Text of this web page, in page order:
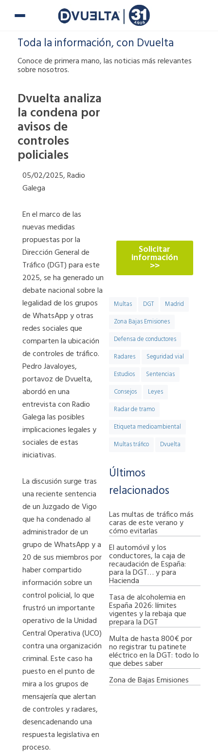
Toda la información, con Dvuelta
Conoce de primera mano, las noticias más relevantes
sobre nosotros.
Dvuelta analiza
la condena por
avisos de
controles
policiales
05/02/2025, Radio
Galega
En el marco de las
nuevas medidas
propuestas por la
Dirección General de
Tráfico (DGT) para este
2025, se ha generado un
debate nacional sobre la
legalidad de los grupos
de WhatsApp y otras
redes sociales que
comparten la ubicación
de controles de tráfico.
Pedro Javaloyes,
portavoz de Dvuelta,
abordó en una
entrevista con Radio
Galega las posibles
implicaciones legales y
sociales de estas
iniciativas.
La discusión surge tras
una reciente sentencia
de un Juzgado de Vigo
que ha condenado al
administrador de un
grupo de WhatsApp y a
20 de sus miembros por
haber compartido
información sobre un
control policial, lo que
frustró un importante
operativo de la Unidad
Central Operativa (UCO)
contra una organización
criminal. Este caso ha
puesto en el punto de
mira a los grupos de
mensajería que alertan
de controles y radares,
desencadenando una
respuesta legislativa en
proceso.
Solicitar
información
>>
Multas DGT
Madrid
Zona Bajas Emisiones
Defensa de conductores
Radares
Seguridad vial
Estudios
Sentencias
Consejos
Leyes
Radar de tramo
Etiqueta medioambiental
Multas tráfico
Dvuelta
Últimos
relacionados
Las multas de tráfico más
caras de este verano y
cómo evitarlas
El automóvil y los
conductores, la caja de
recaudación de España:
para la DGT… y para
Hacienda
Tasa de alcoholemia en
España 2026: límites
vigentes y la rebaja que
prepara la DGT
Multa de hasta 800€ por
no registrar tu patinete
eléctrico en la DGT: todo lo
que debes saber
Zona de Bajas Emisiones